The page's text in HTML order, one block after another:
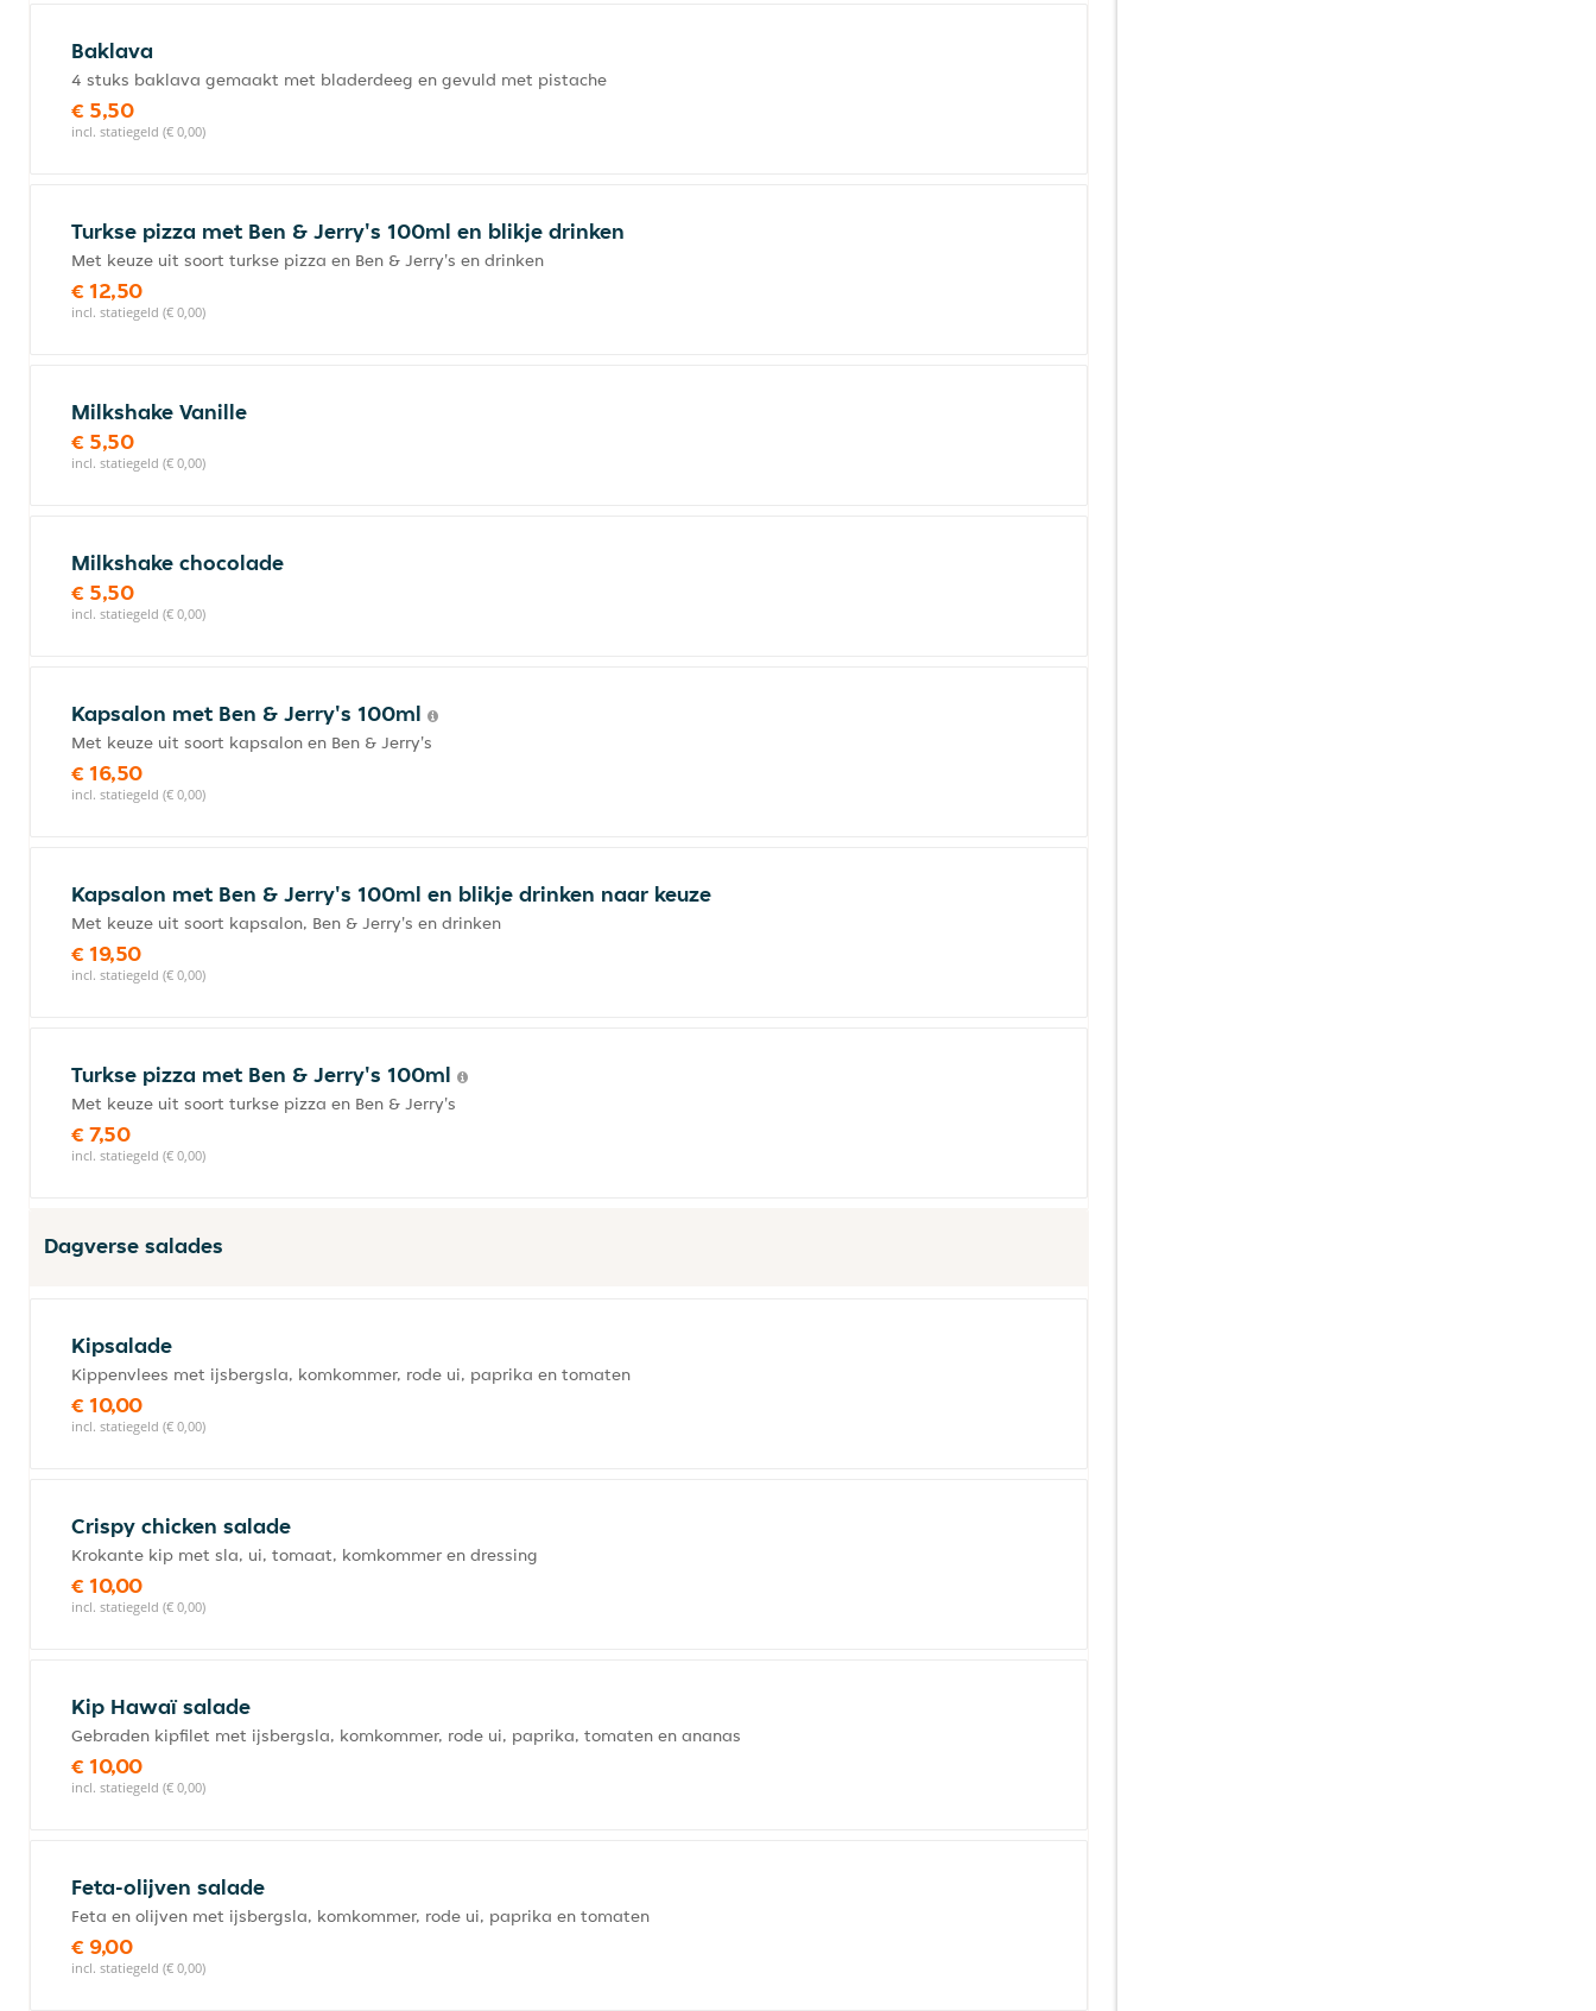
Baklava
4 stuks baklava gemaakt met bladerdeeg en gevuld met pistache
€ 5,50
incl. statiegeld (€ 0,00)
Turkse pizza met Ben & Jerry's 100ml en blikje drinken
Met keuze uit soort turkse pizza en Ben & Jerry's en drinken
€ 12,50
incl. statiegeld (€ 0,00)
Milkshake Vanille
€ 5,50
incl. statiegeld (€ 0,00)
Milkshake chocolade
€ 5,50
incl. statiegeld (€ 0,00)
Kapsalon met Ben & Jerry's 100ml
Met keuze uit soort kapsalon en Ben & Jerry's
€ 16,50
incl. statiegeld (€ 0,00)
Kapsalon met Ben & Jerry's 100ml en blikje drinken naar keuze
Met keuze uit soort kapsalon, Ben & Jerry's en drinken
€ 19,50
incl. statiegeld (€ 0,00)
Turkse pizza met Ben & Jerry's 100ml
Met keuze uit soort turkse pizza en Ben & Jerry's
€ 7,50
incl. statiegeld (€ 0,00)
Dagverse salades
Kipsalade
Kippenvlees met ijsbergsla, komkommer, rode ui, paprika en tomaten
€ 10,00
incl. statiegeld (€ 0,00)
Crispy chicken salade
Krokante kip met sla, ui, tomaat, komkommer en dressing
€ 10,00
incl. statiegeld (€ 0,00)
Kip Hawaï salade
Gebraden kipfilet met ijsbergsla, komkommer, rode ui, paprika, tomaten en ananas
€ 10,00
incl. statiegeld (€ 0,00)
Feta-olijven salade
Feta en olijven met ijsbergsla, komkommer, rode ui, paprika en tomaten
€ 9,00
incl. statiegeld (€ 0,00)